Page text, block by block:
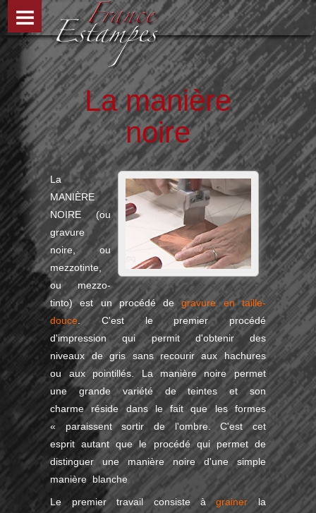
La manière
noire
La
MANIÈRE
NOIRE (ou
gravure
noire, ou
mezzotinte,
ou mezzo-
tinto) est un procédé degravure en taille-
douce . C'est le premier procédé
d'impression qui permit d'obtenir des
niveaux de gris sans recourir aux hachures
ou aux pointillés. La manière noire permet
une grande variété de teintes et son
charme réside dans le fait que les formes
« paraissent sortir de l'ombre. C'est cet
esprit autant que le procédé qui permet de
distinguer une manière noire d'une simple
manière blanche
Le premier travail consiste àgrainer la